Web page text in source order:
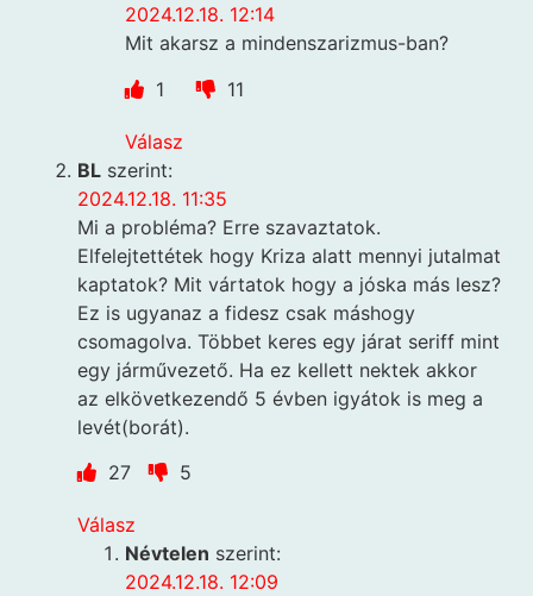
2024.12.18. 12:14
Mit akarsz a mindenszarizmus-ban?
1
11
Válasz
BL szerint:
2024.12.18. 11:35
Mi a probléma? Erre szavaztatok.
Elfelejtettétek hogy Kriza alatt mennyi jutalmat
kaptatok? Mit vártatok hogy a jóska más lesz?
Ez is ugyanaz a fidesz csak máshogy
csomagolva. Többet keres egy járat seriff mint
egy járművezető. Ha ez kellett nektek akkor
az elkövetkezendő 5 évben igyátok is meg a
levét(borát).
27
5
Válasz
Névtelen szerint:
2024.12.18. 12:09